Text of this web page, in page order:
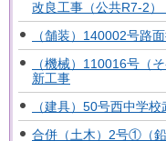
改良工事（公共R7-2）
（舗装）140002号路
（機械）110016号（
新工事
（建具）50号西中学
合併（土木）2号①（